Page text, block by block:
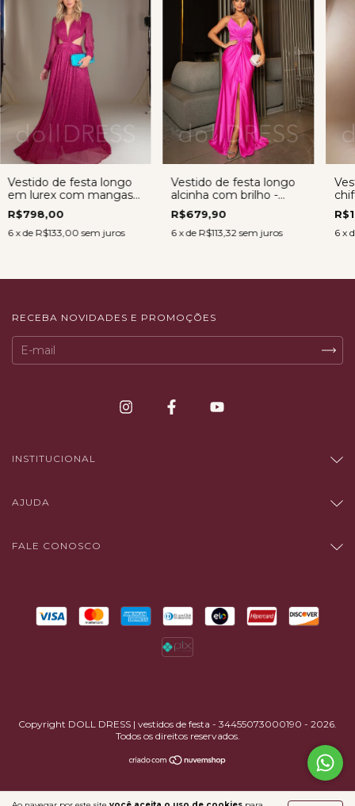
Vestido de festa longo
em lurex com mangas -
Vestido Valentina
FÚCSIA
R$798,00
6 x de R$133,00 sem juros
Vestido de festa longo
alcinha com brilho -
Vestido Beatriz PINK
R$679,90
6 x de R$113,32 sem juros 6 x
RECEBA NOVIDADES E PROMOÇÕES
INSTITUCIONAL
AJUDA
FALE CONOSCO
Copyright DOLL DRESS | vestidos de festa - 34455073000190 - 2026.
Todos os direitos reservados.